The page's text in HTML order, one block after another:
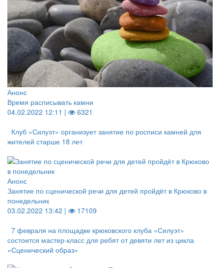
Анонс
Время расписывать камни
04.02.2022 12:11 |
6321
Клуб «Силуэт» организует занятие по росписи камней для
жителей старше 18 лет
Анонс
Занятие по сценической речи для детей пройдёт в Крюково в
понедельник
03.02.2022 13:42 |
17109
7 февраля на площадке крюковского клуба «Силуэт»
состоится мастер-класс для ребят от девяти лет из цикла
«Сценический образ»